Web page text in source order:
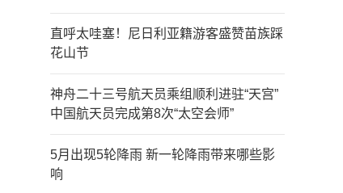
直呼太哇塞！尼日利亚籍游客盛赞苗族踩
花山节
神舟二十三号航天员乘组顺利进驻“天宫”
中国航天员完成第8次“太空会师”
5月出现5轮降雨 新一轮降雨带来哪些影
响